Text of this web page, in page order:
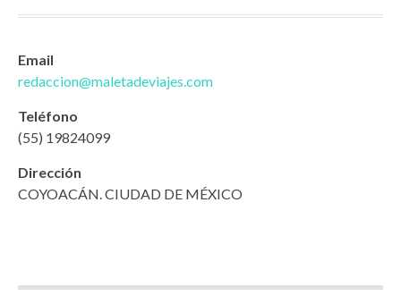
Email
redaccion@maletadeviajes.com
Teléfono
(55) 19824099
Dirección
COYOACÁN. CIUDAD DE MÉXICO